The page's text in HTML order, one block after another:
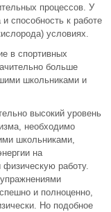
процессов. У
способность к работе
условиях.
в спортивных
больше
школьниками и
высокий уровень
необходимо
школьниками,
на
физическую работу.
и полноценно,
Но подобное